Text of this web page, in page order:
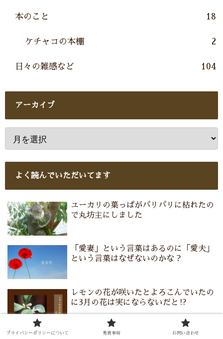
本のこと 18
ケチャコの本棚 2
日々の雑感など 104
アーカイブ
よく読んでいただいてます
ユーカリの葉っぱがパリパリに枯れたの
で丸坊主にしました
「愛妻」という言葉はあるのに「愛夫」
という言葉はなぜないのかな？
レモンの花が咲いたとよろこんでいたの
に3月の花は実にならないだと⁉
レモンマートルは花後の姿（ガク）もた
プライバシーポリシーについて 免責事項 お問い合わせ